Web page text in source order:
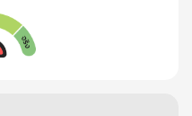
บถ้วน ผ่านช่องทางการ
นตอนของมูลนิธิฯ ทั้งนี้
ยมหาจุฬาลงกรณราช
โรงเรียนมัธยม